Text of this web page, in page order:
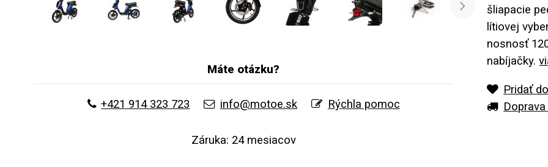
Ďalej
Máte otázku?
+421 914 323 723 info@motoe.sk Rýchla pomoc
Záruka: 24 mesiacov
šliapacie
lítiovej
nosnosť
nabíjačky.
Pridať